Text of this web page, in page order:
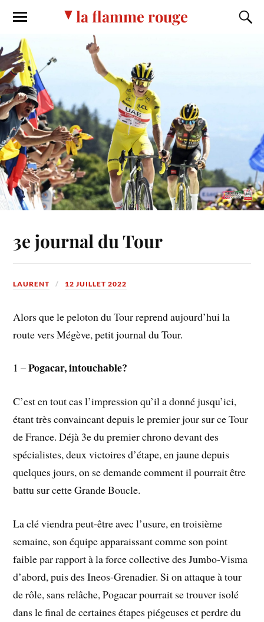
la flamme rouge
3e journal du Tour
LAURENT 12 JUILLET 2022
Alors que le peloton du Tour reprend aujourd’hui la
route vers Mégève, petit journal du Tour.
1 –Pogacar, intouchable?
C’est en tout cas l’impression qu’il a donné jusqu’ici,
étant très convaincant depuis le premier jour sur ce Tour
de France. Déjà 3e du premier chrono devant des
spécialistes, deux victoires d’étape, en jaune depuis
quelques jours, on se demande comment il pourrait être
battu sur cette Grande Boucle.
La clé viendra peut-être avec l’usure, en troisième
semaine, son équipe apparaissant comme son point
faible par rapport à la force collective des Jumbo-Visma
d’abord, puis des Ineos-Grenadier. Si on attaque à tour
de rôle, sans relâche, Pogacar pourrait se trouver isolé
dans le final de certaines étapes piégeuses et perdre du